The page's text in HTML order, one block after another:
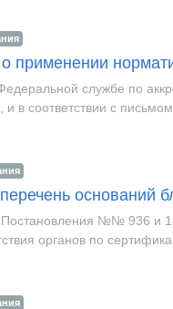
применении
службе по
в соответствии с
оснований
№№ 936 и
органов по